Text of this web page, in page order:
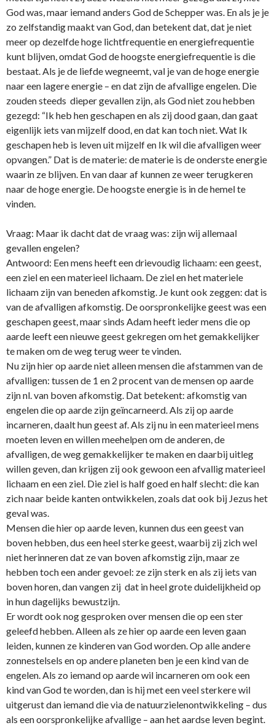
God was, maar iemand anders God de Schepper was. En als je je
zo zelfstandig maakt van God, dan betekent dat, dat je niet
meer op dezelfde hoge lichtfrequentie en energiefrequentie
kunt blijven, omdat God de hoogste energiefrequentie is die
bestaat. Als je de liefde wegneemt, val je van de hoge energie
naar een lagere energie – en dat zijn de afvallige engelen. Die
zouden steeds dieper gevallen zijn, als God niet zou hebben
gezegd: “Ik heb hen geschapen en als zij dood gaan, dan gaat
eigenlijk iets van mijzelf dood, en dat kan toch niet. Wat Ik
geschapen heb is leven uit mijzelf en Ik wil die afvalligen weer
opvangen.” Dat is de materie: de materie is de o­nderste energie
waarin ze blijven. En van daar af kunnen ze weer terugkeren
naar de hoge energie. De hoogste energie is in de hemel te
vinden.
Vraag: Maar ik dacht dat de vraag was: zijn wij allemaal
gevallen engelen?
Antwoord: Een mens heeft een drievoudig lichaam: een geest,
een ziel en een materieel lichaam. De ziel en het materiele
lichaam zijn van beneden afkomstig. Je kunt ook zeggen: dat is
van de afvalligen afkomstig. De oorspronkelijke geest was een
geschapen geest, maar sinds Adam heeft ieder mens die op
aarde leeft een nieuwe geest gekregen om het gemakkelijker
te maken om de weg terug weer te vinden.
Nu zijn hier op aarde niet alleen mensen die afstammen van de
afvalligen: tussen de 1 en 2 procent van de mensen op aarde
zijn nl. van boven afkomstig. Dat betekent: afkomstig van
engelen die op aarde zijn geïncarneerd. Als zij op aarde
incarneren, daalt hun geest af. Als zij nu in een materieel mens
moeten leven en willen meehelpen om de anderen, de
afvalligen, de weg gemakkelijker te maken en daarbij uitleg
willen geven, dan krijgen zij ook gewoon een afvallig materieel
lichaam en een ziel. Die ziel is half goed en half slecht: die kan
zich naar beide kanten o­ntwikkelen, zoals dat ook bij Jezus het
geval was.
Mensen die hier op aarde leven, kunnen dus een geest van
boven hebben, dus een heel sterke geest, waarbij zij zich wel
niet herinneren dat ze van boven afkomstig zijn, maar ze
hebben toch een ander gevoel: ze zijn sterk en als zij iets van
boven horen, dan vangen zij dat in heel grote duidelijkheid op
in hun dagelijks bewustzijn.
Er wordt ook nog gesproken over mensen die op een ster
geleefd hebben. Alleen als ze hier op aarde een leven gaan
leiden, kunnen ze kinderen van God worden. Op alle andere
zonnestelsels en op andere planeten ben je een kind van de
engelen. Als zo iemand op aarde wil incarneren om ook een
kind van God te worden, dan is hij met een veel sterkere wil
uitgerust dan iemand die via de natuurzielenontwikkeling – dus
als een oorspronkelijke afvallige – aan het aardse leven begint.